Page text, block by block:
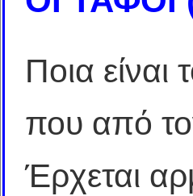
Ποια
που από
Έρχεται